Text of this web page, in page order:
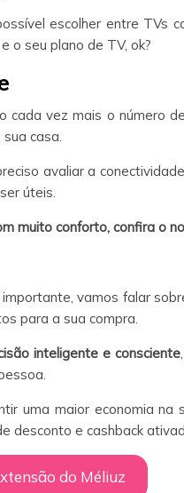
escolher entre TVs
o seu plano de TV, ok?
cada vez mais o número
casa.
avaliar a
úteis.
muito conforto, confira o
vamos falar
para a sua compra.
inteligente e consciente
uma maior economia na
desconto e cashback
do Méliuz